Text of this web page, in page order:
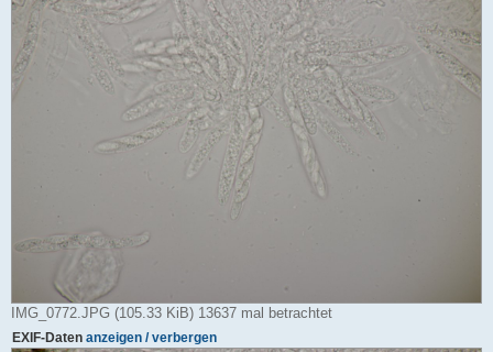
IMG_0772.JPG (105.33 KiB) 13637 mal betrachtet
EXIF-Daten anzeigen / verbergen